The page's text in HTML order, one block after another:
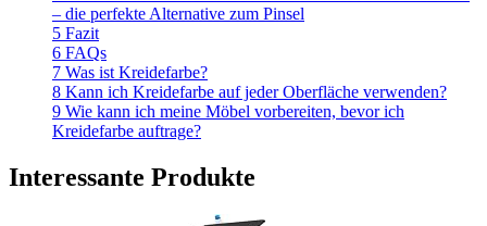
– die perfekte Alternative zum Pinsel
5 Fazit
6 FAQs
7 Was ist Kreidefarbe?
8 Kann ich Kreidefarbe auf jeder Oberfläche verwenden?
9 Wie kann ich meine Möbel vorbereiten, bevor ich
Kreidefarbe auftrage?
Interessante Produkte